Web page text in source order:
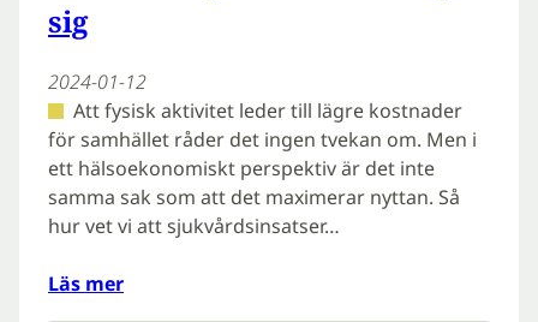
sig
2024-01-12
Att fysisk aktivitet leder till lägre kostnader
för samhället råder det ingen tvekan om. Men i
ett hälsoekonomiskt perspektiv är det inte
samma sak som att det maximerar nyttan. Så
hur vet vi att sjukvårdsinsatser…
Läs mer